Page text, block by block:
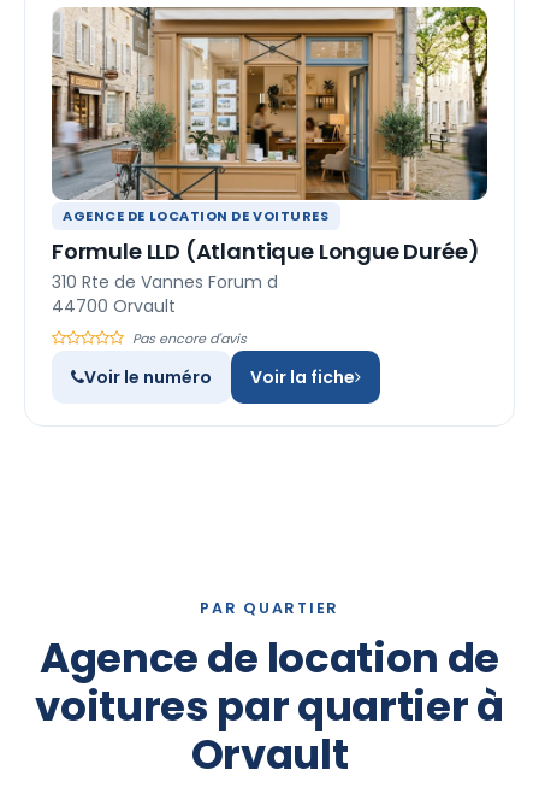
AGENCE DE LOCATION DE VOITURES
Formule LLD (Atlantique Longue Durée)
310 Rte de Vannes Forum d
44700 Orvault
Pas encore d'avis
Voir le numéro Voir la fiche
PAR QUARTIER
Agence de location de
voitures par quartier à
Orvault